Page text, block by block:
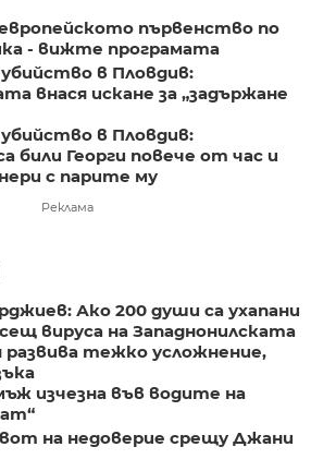
първенство по
- вижте програмата
в Пловдив:
внася искане за „задържане
в Пловдив:
били Георги повече от час и
с парите му
Реклама
Ако 200 души са ухапани
вируса на Западнонилската
развива тежко усложнение,
изчезна във водите на
на недоверие срещу Джани